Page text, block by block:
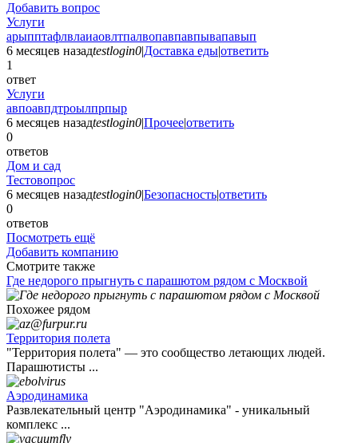
Добавить вопрос
Услуги
арыпптафлвлаиаовлтпалвопавпавпывапавып
6 месяцев назадtestlogin0|Доставка еды|ответить
1
ответ
Услуги
авпоавпдтроылпрпыр
6 месяцев назадtestlogin0|Прочее|ответить
0
ответов
Дом и сад
Тестовопрос
6 месяцев назадtestlogin0|Безопасность|ответить
0
ответов
Посмотреть ещё
Добавить компанию
Смотрите также
Где недорого прыгнуть с парашютом рядом с Москвой
Похожее рядом
Территория полета
"Территория полета" — это сообщество летающих людей.
Парашютисты ...
Аэродинамика
Развлекательный центр "Аэродинамика" - уникальный
комплекс ...